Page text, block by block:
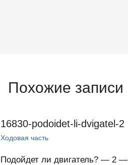
Похожие записи
16830-podoidet-li-dvigatel-2
Ходовая часть
Подойдет ли двигатель? — 2 —